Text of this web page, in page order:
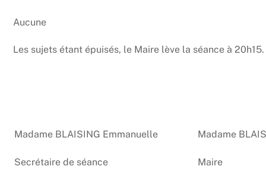
Aucune
Les sujets étant épuisés, le Maire lève la séance à 20h15.
Madame BLAISING Emmanuelle
Secrétaire de séance
Madame
Maire